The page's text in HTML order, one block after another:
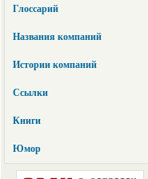
Глоссарий
Названия компаний
Истории компаний
Ссылки
Книги
Юмор